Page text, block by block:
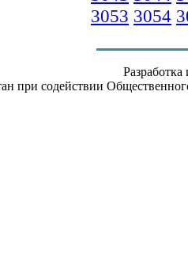
3053 3054
при содействии